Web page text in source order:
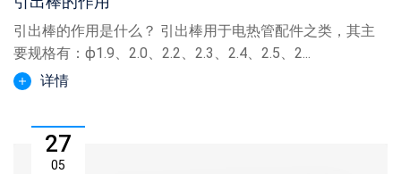
引出棒的作用是什么？ 引出棒用于电热管配件之类，其主
要规格有：ф1.9、2.0、2.2、2.3、2.4、2.5、2...
详情
27
05